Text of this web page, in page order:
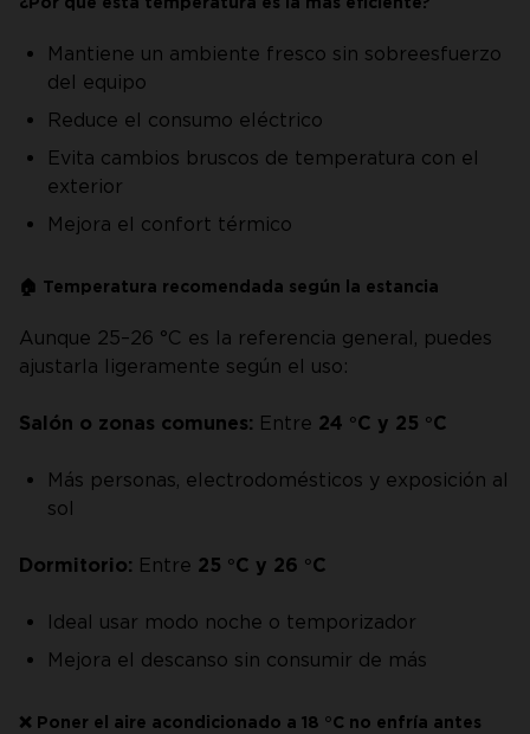
Mantiene un ambiente fresco sin sobreesfuerzo
del equipo
Reduce el consumo eléctrico
Evita cambios bruscos de temperatura con el
exterior
Mejora el confort térmico
🏠 Temperatura recomendada según la estancia
Aunque 25–26 °C es la referencia general, puedes
ajustarla ligeramente según el uso:
Salón o zonas comunes: Entre 24 °C y 25 °C
Más personas, electrodomésticos y exposición al
sol
Dormitorio: Entre 25 °C y 26 °C
Ideal usar modo noche o temporizador
Mejora el descanso sin consumir de más
❌ Poner el aire acondicionado a 18 °C no enfría antes